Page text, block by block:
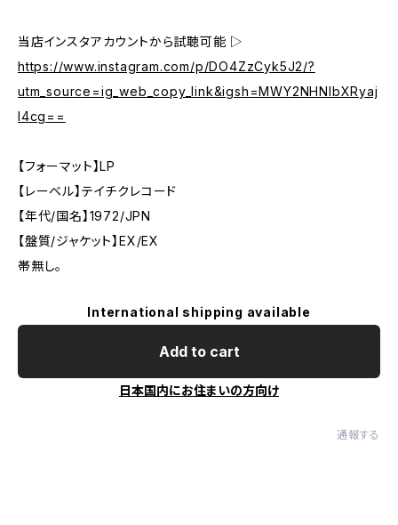
当店インスタアカウントから試聴可能 ▷
https://www.instagram.com/p/DO4ZzCyk5J2/?
utm_source=ig_web_copy_link&igsh=MWY2NHNlbXRyaj
l4cg==
【フォーマット】LP
【レーベル】テイチクレコード
【年代/国名】1972/JPN
【盤質/ジャケット】EX/EX
帯無し。
International shipping available
Add to cart
日本国内にお住まいの方向け
通報する